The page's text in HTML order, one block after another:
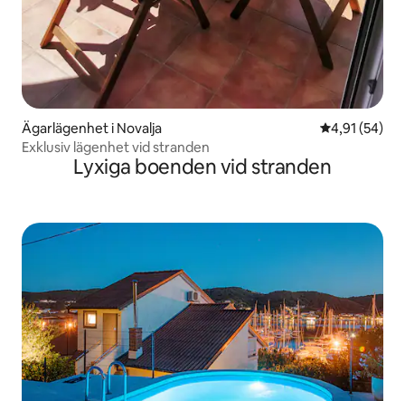
Ägarlägenhet i Novalja 4,91 av 5 i
4,91 (54)
Exklusiv lägenhet vid stranden
Lyxiga boenden vid stranden